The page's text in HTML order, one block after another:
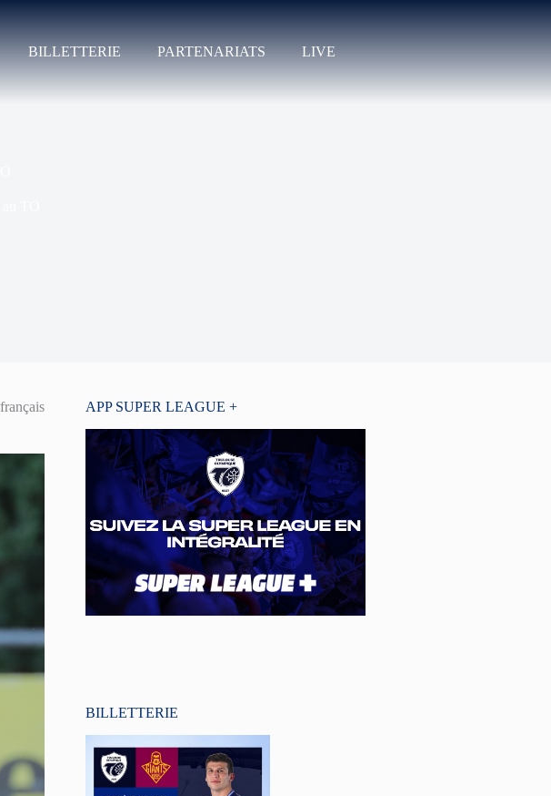
BILLETTERIE PARTENARIATS LIVE
APP SUPER LEAGUE +
BILLETTERIE